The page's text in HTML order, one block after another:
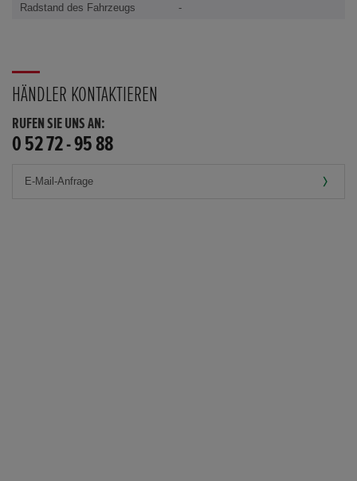
Radstand des Fahrzeugs
-
HÄNDLER KONTAKTIEREN
RUFEN SIE UNS AN:
0 52 72 - 95 88